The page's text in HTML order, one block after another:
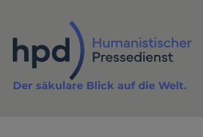
Inhalt
Der säkulare Blick auf die Welt.